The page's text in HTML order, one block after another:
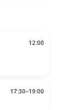
12:00
17:30–19:00